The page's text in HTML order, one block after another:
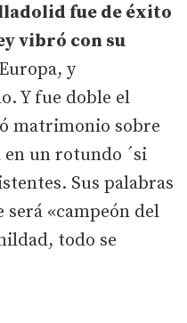
fue de éxito
vibró con su
y
Y fue doble el
matrimonio sobre
un rotundo ´si
Sus palabras
«campeón del
todo se